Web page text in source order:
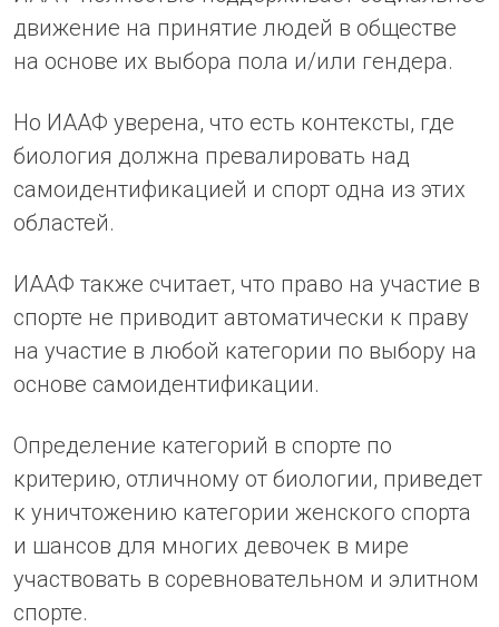
движение на принятие людей в обществе
на основе их выбора пола и/или гендера.
Но ИААФ уверена, что есть контексты, где
биология должна превалировать над
самоидентификацией и спорт одна из этих
областей.
ИААФ также считает, что право на участие в
спорте не приводит автоматически к праву
на участие в любой категории по выбору на
основе самоидентификации.
Определение категорий в спорте по
критерию, отличному от биологии, приведет
к уничтожению категории женского спорта
и шансов для многих девочек в мире
участвовать в соревновательном и элитном
спорте.